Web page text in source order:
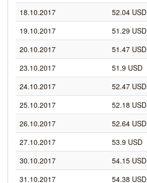
18.10.2017
52.04 USD
19.10.2017
51.29 USD
20.10.2017
51.47 USD
23.10.2017
51.9 USD
24.10.2017
52.47 USD
25.10.2017
52.18 USD
26.10.2017
52.64 USD
27.10.2017
53.9 USD
30.10.2017
54.15 USD
31.10.2017
54.38 USD